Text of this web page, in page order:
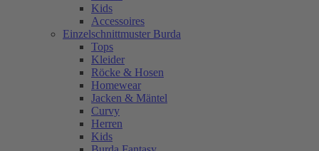
Kids
Accessoires
Einzelschnittmuster Burda
Tops
Kleider
Röcke & Hosen
Homewear
Jacken & Mäntel
Curvy
Herren
Kids